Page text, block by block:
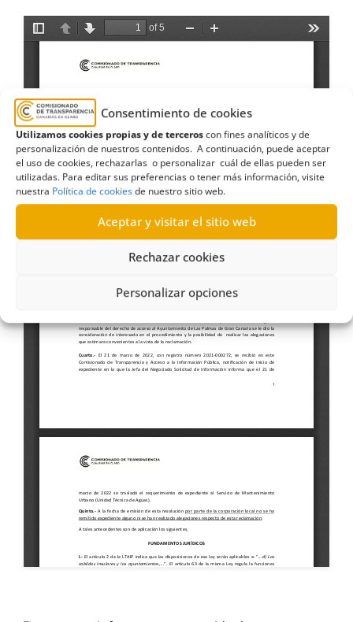
Consentimiento de cookies
Utilizamos cookies propias y de terceroscon fines analíticos y de
personalización de nuestros contenidos. A continuación, puede aceptar
el uso de cookies, rechazarlas o personalizar cuál de ellas pueden ser
utilizadas. Para editar sus preferencias o tener más información, visite
nuestra Política de cookiesde nuestro sitio web.
Aceptar y visitar el sitio web
Rechazar cookies
Personalizar opciones